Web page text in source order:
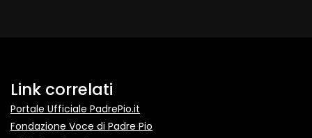
Link correlati
Portale Ufficiale PadrePio.it
Fondazione Voce di Padre Pio